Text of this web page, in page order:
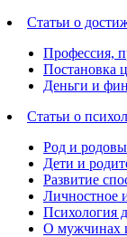
Статьи о
Профессия,
Постановка
Деньги и
Статьи о
Род и
Дети и
Развитие
Личностное
Психология
О мужчинах